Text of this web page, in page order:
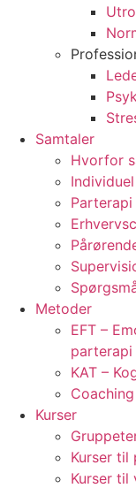
Samtaler
Hvorfor
Parterapi
Metoder
EFT –
parterapi
KAT –
Kurser
Kurser til
Kurser til